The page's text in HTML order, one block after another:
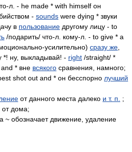
л. - he made * with himself он
- sounds were dying * звуки
в пользование другому лицу - to
/подарить/ что-л. кому-л. - to give * a
усилительно) сразу же
*! ну, выкладывай! - right /straight/ *
* вне всякого сравнения, намного;
shot out and * он бесспорно лучший
от данного места далеко и т. п.
;
от дома;
~ обозначает движение, удаление